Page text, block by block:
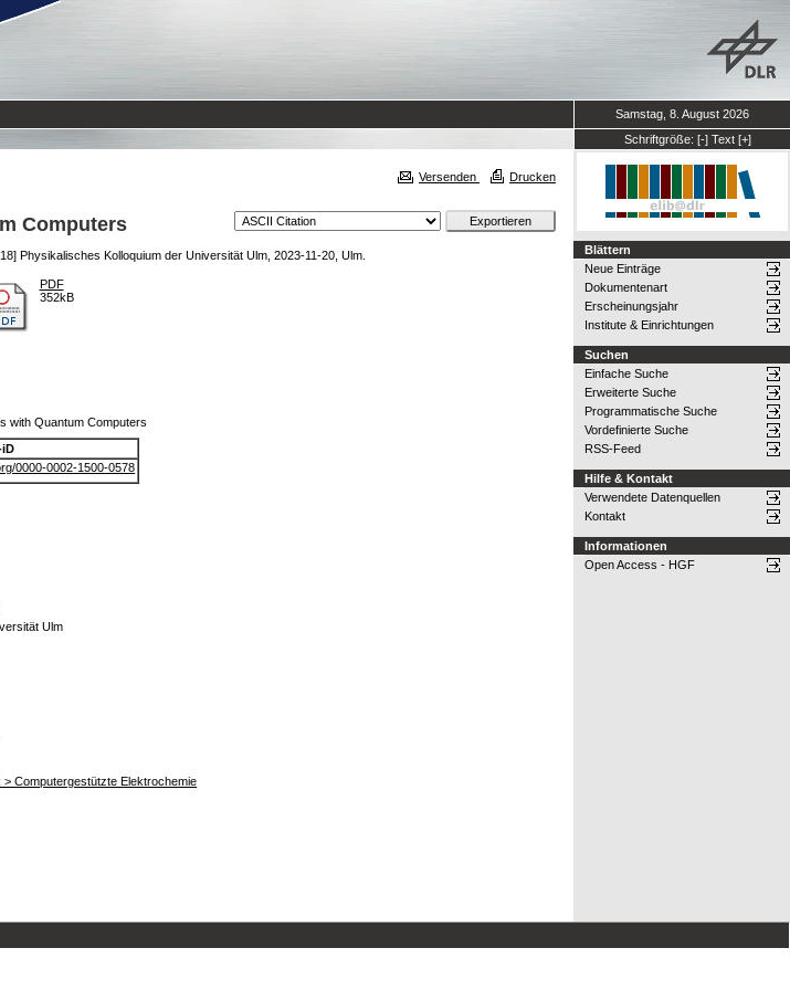
Samstag, 8. August 2026
Schriftgröße: [-] Text [+]
Versenden Drucken
Computers
Physikalisches Kolloquium der Universität Ulm, 2023-11-20, Ulm.
PDF
352kB
with Quantum Computers
iD
0000-0002-1500-0578
Ulm
Computergestützte Elektrochemie
Blättern
Neue Einträge
Dokumentenart
Erscheinungsjahr
Institute & Einrichtungen
Suchen
Einfache Suche
Erweiterte Suche
Programmatische Suche
Vordefinierte Suche
RSS-Feed
Hilfe & Kontakt
Verwendete Datenquellen
Kontakt
Informationen
Open Access - HGF